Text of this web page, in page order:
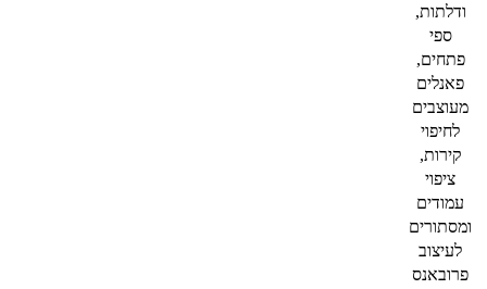
ודלתות,
ספי
פתחים,
פאנלים
מעוצבים
לחיפוי
קירות,
ציפוי
עמודים
ומסתורים
לעיצוב
פרובאנס